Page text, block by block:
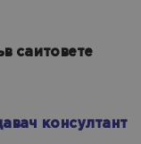
саитовете
консултант